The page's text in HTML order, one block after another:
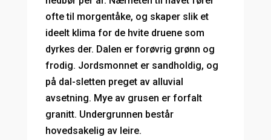
ofte til morgentåke, og skaper slik et
ideelt klima for de hvite druene som
dyrkes der. Dalen er forøvrig grønn og
frodig. Jordsmonnet er sandholdig, og
på dal-sletten preget av alluvial
avsetning. Mye av grusen er forfalt
granitt. Undergrunnen består
hovedsakelig av leire.